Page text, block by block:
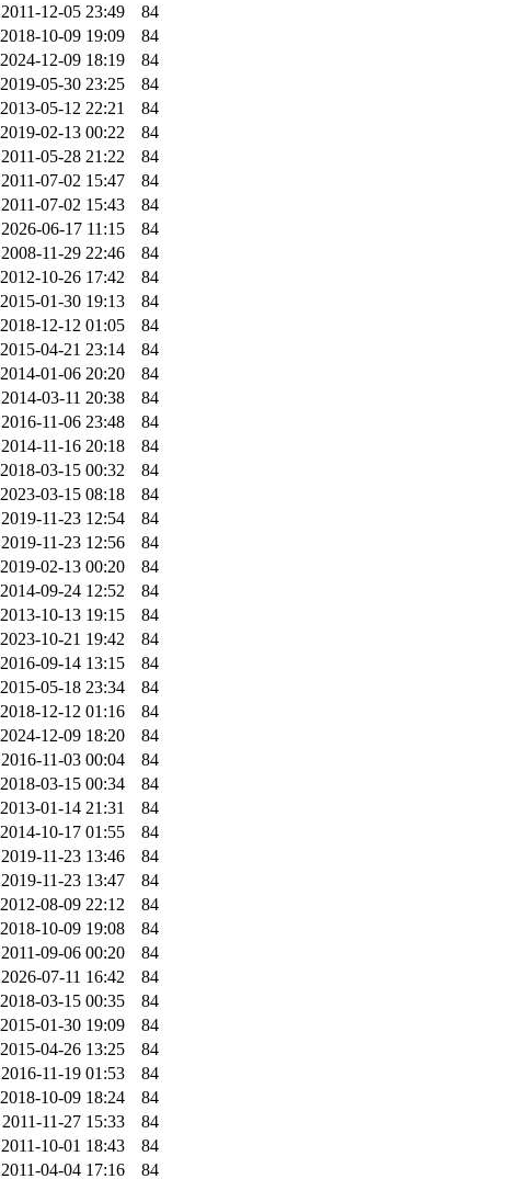
2011-12-05 23:49
84
2018-10-09 19:09
84
2024-12-09 18:19
84
2019-05-30 23:25
84
2013-05-12 22:21
84
2019-02-13 00:22
84
2011-05-28 21:22
84
2011-07-02 15:47
84
2011-07-02 15:43
84
2026-06-17 11:15
84
2008-11-29 22:46
84
2012-10-26 17:42
84
2015-01-30 19:13
84
2018-12-12 01:05
84
2015-04-21 23:14
84
2014-01-06 20:20
84
2014-03-11 20:38
84
2016-11-06 23:48
84
2014-11-16 20:18
84
2018-03-15 00:32
84
2023-03-15 08:18
84
2019-11-23 12:54
84
2019-11-23 12:56
84
2019-02-13 00:20
84
2014-09-24 12:52
84
2013-10-13 19:15
84
2023-10-21 19:42
84
2016-09-14 13:15
84
2015-05-18 23:34
84
2018-12-12 01:16
84
2024-12-09 18:20
84
2016-11-03 00:04
84
2018-03-15 00:34
84
2013-01-14 21:31
84
2014-10-17 01:55
84
2019-11-23 13:46
84
2019-11-23 13:47
84
2012-08-09 22:12
84
2018-10-09 19:08
84
2011-09-06 00:20
84
2026-07-11 16:42
84
2018-03-15 00:35
84
2015-01-30 19:09
84
2015-04-26 13:25
84
2016-11-19 01:53
84
2018-10-09 18:24
84
2011-11-27 15:33
84
2011-10-01 18:43
84
2011-04-04 17:16 84